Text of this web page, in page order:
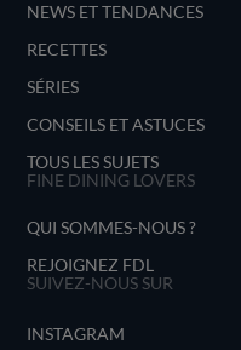
NEWS ET TENDANCES
RECETTES
SÉRIES
CONSEILS ET ASTUCES
TOUS LES SUJETS
FINE DINING LOVERS
QUI SOMMES-NOUS ?
REJOIGNEZ FDL
SUIVEZ-NOUS SUR
INSTAGRAM